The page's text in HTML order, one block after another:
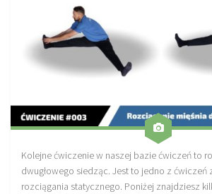
Kolejne ćwiczenie w naszej bazie ćwiczeń to
dwugłowego siedząc. Jest to jedno z ćwiczeń
rozciągania statycznego. Poniżej znajdziesz